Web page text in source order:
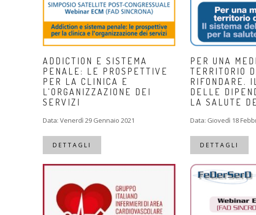
ADDICTION E SISTEMA
PENALE: LE PROSPETTIVE
PER LA CLINICA E
L'ORGANIZZAZIONE DEI
SERVIZI
Data: Venerdì 29 Gennaio 2021
DETTAGLI
PER UNA
TERRITORIO
RIFONDARE.
DELLE
LA SALUTE
Data: Giovedì 18
DETTAGLI